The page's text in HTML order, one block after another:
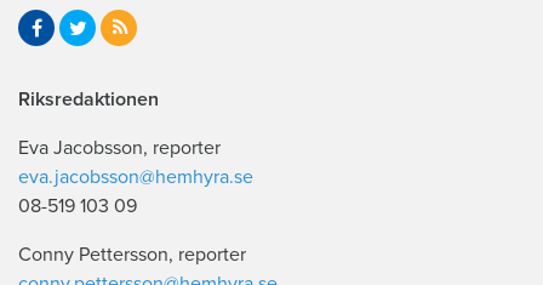
Riksredaktionen
Eva Jacobsson, reporter
eva.jacobsson@hemhyra.se
08-519 103 09
Conny Pettersson, reporter